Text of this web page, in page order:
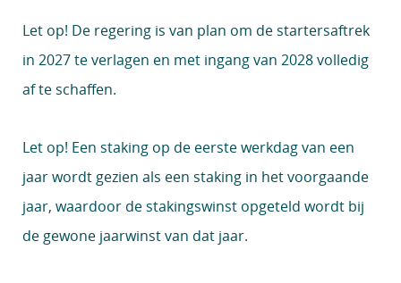
Let op! De regering is van plan om de startersaftrek
in 2027 te verlagen en met ingang van 2028 volledig
af te schaffen.
Let op! Een staking op de eerste werkdag van een
jaar wordt gezien als een staking in het voorgaande
jaar, waardoor de stakingswinst opgeteld wordt bij
de gewone jaarwinst van dat jaar.